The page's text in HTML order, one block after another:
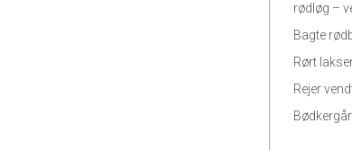
rødløg –
Bagte
Rørt
Rejer